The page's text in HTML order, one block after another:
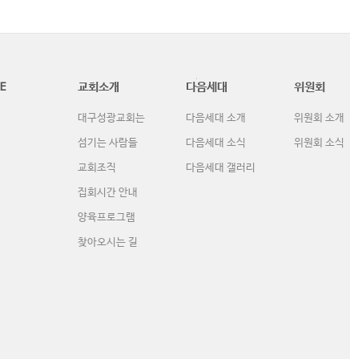
교회소개
대구성광교회는
섬기는 사람들
교회조직
집회시간 안내
양육프로그램
찾아오시는 길
다음세대
다음세대 소개
다음세대 소식
다음세대 갤러리
위원회
위원회 소개
위원회 소식